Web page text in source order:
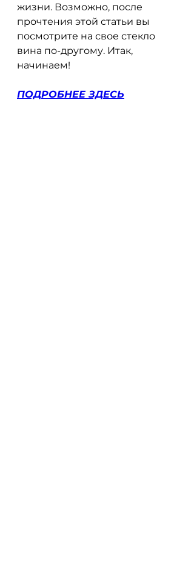
жизни. Возможно, после
прочтения этой статьи вы
посмотрите на свое стекло
вина по-другому. Итак,
начинаем!
ПОДРОБНЕЕ ЗДЕСЬ